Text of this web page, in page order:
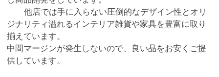
他店では手に入らない圧倒的なデザイン性とオリ
ジナリティ溢れるインテリア雑貨や家具を豊富に取り
揃えています。
中間マージンが発生しないので、良い品をお安くご提
供しています。